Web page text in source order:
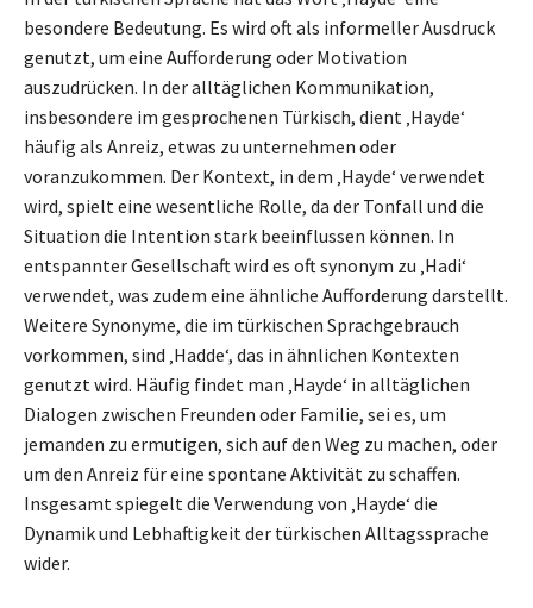
besondere Bedeutung. Es wird oft als informeller Ausdruck
genutzt, um eine Aufforderung oder Motivation
auszudrücken. In der alltäglichen Kommunikation,
insbesondere im gesprochenen Türkisch, dient ‚Hayde‘
häufig als Anreiz, etwas zu unternehmen oder
voranzukommen. Der Kontext, in dem ‚Hayde‘ verwendet
wird, spielt eine wesentliche Rolle, da der Tonfall und die
Situation die Intention stark beeinflussen können. In
entspannter Gesellschaft wird es oft synonym zu ‚Hadi‘
verwendet, was zudem eine ähnliche Aufforderung darstellt.
Weitere Synonyme, die im türkischen Sprachgebrauch
vorkommen, sind ‚Hadde‘, das in ähnlichen Kontexten
genutzt wird. Häufig findet man ‚Hayde‘ in alltäglichen
Dialogen zwischen Freunden oder Familie, sei es, um
jemanden zu ermutigen, sich auf den Weg zu machen, oder
um den Anreiz für eine spontane Aktivität zu schaffen.
Insgesamt spiegelt die Verwendung von ‚Hayde‘ die
Dynamik und Lebhaftigkeit der türkischen Alltagssprache
wider.